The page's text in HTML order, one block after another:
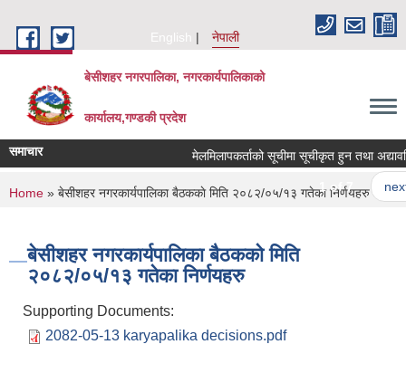
English
नेपाली
बेसीशहर नगरपालिका, नगरकार्यपालिकाको
कार्यालय,गण्डकी प्रदेश
समाचार मेलमिलापकर्ताको सूचीमा सूचीकृत हुन तथा
1 of 7 next ›
You are here
Home » बे‍‍सीशहर नगरकार्यपालिका बैठककाे मिति २०८२/०५/१३ गतेका निर्णयहरु
बे‍‍सीशहर नगरकार्यपालिका बैठककाे मिति
२०८२/०५/१३ गतेका निर्णयहरु
Supporting Documents:
2082-05-13 karyapalika decisions.pdf